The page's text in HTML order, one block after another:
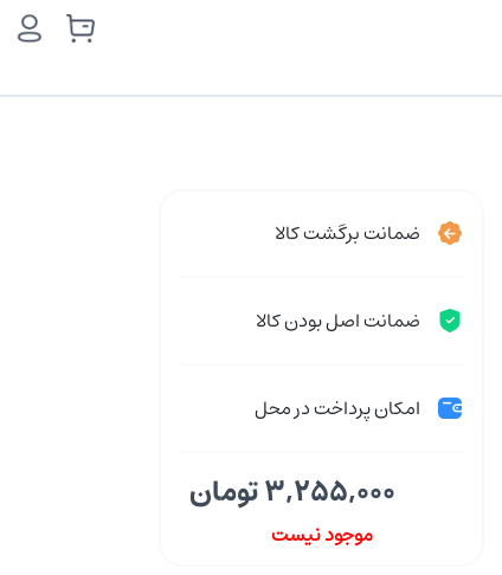
ضمانت برگشت کالا
ضمانت اصل بودن کالا
امکان پرداخت در محل
3,255,000 تومان
موجود نیست